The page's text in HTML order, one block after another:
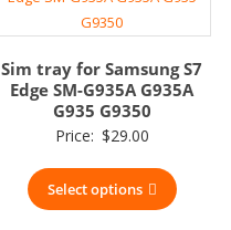
Sim tray for Samsung S7
Edge SM-G935A G935A
G935 G9350
Price: $29.00
Select options